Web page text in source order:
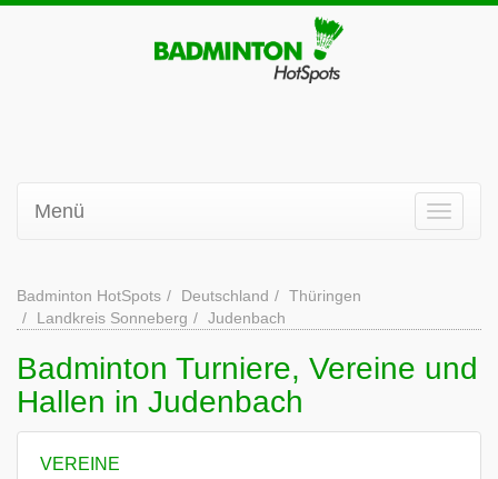
Menü
Badminton HotSpots Deutschland
Thüringen
Landkreis Sonneberg
Judenbach
Badminton Turniere, Vereine und
Hallen in Judenbach
VEREINE